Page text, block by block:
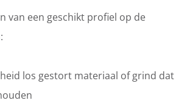
van een geschikt profiel op de
los gestort materiaal of grind dat